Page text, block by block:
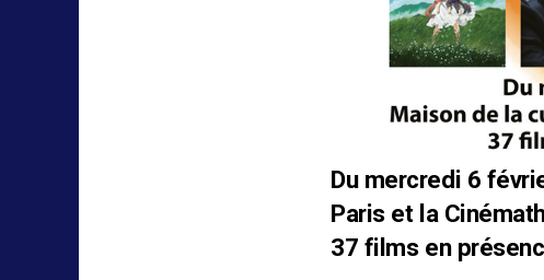
Du mercredi 6
Paris et la
37 films en